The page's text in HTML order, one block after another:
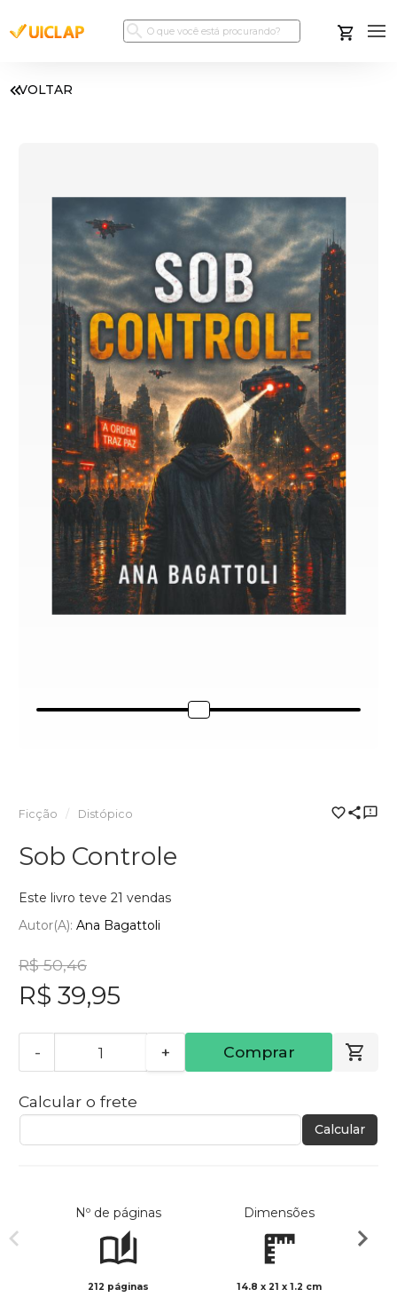
VOLTAR
Ficção Distópico
Sob Controle
Este livro teve 21 vendas
Autor(a): Ana Bagattoli
R$ 50,46
R$ 39,95
- + Comprar
Calcular o frete
Calcular
Nº de páginas
212 páginas
Dimensões
14.8 x 21 x 1.2 cm